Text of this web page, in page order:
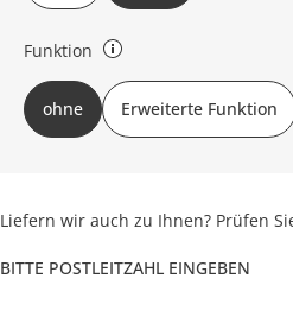
Funktion
ohne Funktion: keine Erweiterte
ohne Erweiterte Funktion
Liefern wir auch zu Ihnen? Prüfen
BITTE POSTLEITZAHL EINGEBEN